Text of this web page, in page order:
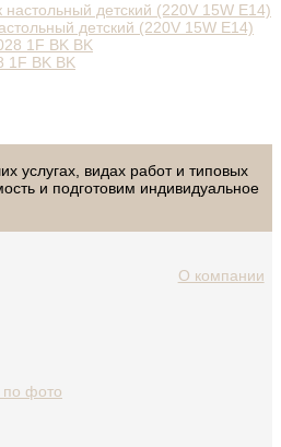
детский (220V 15W E14)
1F BK BK
услугах, видах работ и типовых
и подготовим индивидуальное
О компании
по фото